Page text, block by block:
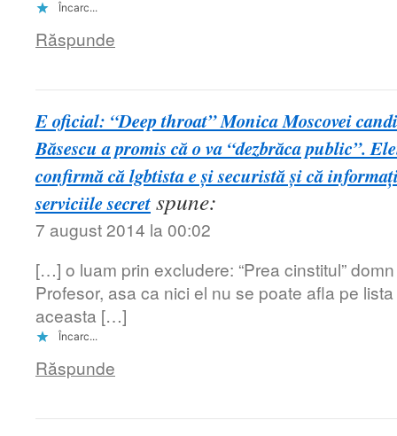
Încarc...
Răspunde
E oficial: “Deep throat” Monica Moscovei
Băsescu a promis că o va “dezbrăca public”.
confirmă că lgbtista e şi securistă şi că
serviciile secret spune:
7 august 2014 la 00:02
[…] o luam prin excludere: “Prea cinstitul”
Profesor, asa ca nici el nu se poate afla pe
aceasta […]
Încarc...
Răspunde